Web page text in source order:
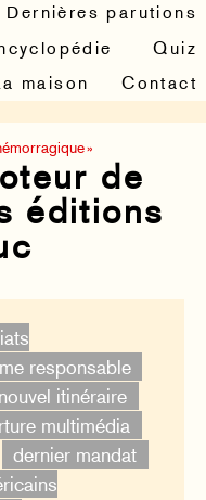
Dernières parutions
Quiz
maison Contact
»
de
éditions
responsable
nouvel itinéraire
multimédia
dernier mandat